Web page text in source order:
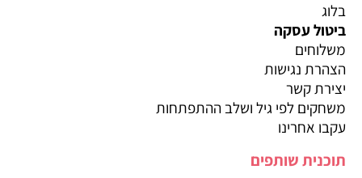
בלוג
ביטול עסקה
משלוחים
הצהרת נגישות
יצירת קשר
משחקים לפי גיל ושלב ההתפתחות
עקבו אחרינו
תוכנית שותפים